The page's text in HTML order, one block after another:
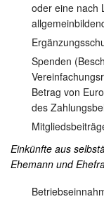
oder eine nach
Spenden
Betrag von
des
Einkünfte aus
Ehemann und